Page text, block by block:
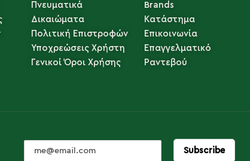
Πνευματικά
Δικαιώματα
Πολιτική Επιστροφών
Υποχρεώσεις Χρήστη
Γενικοί Όροι Χρήσης
Brands
Κατάστημα
Επικοινωνία
Επαγγελματικό
Ραντεβού